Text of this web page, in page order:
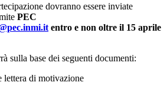
dovranno essere inviate
PEC
entro e non oltre il 15 aprile
sulla base dei seguenti documenti:
lettera di motivazione